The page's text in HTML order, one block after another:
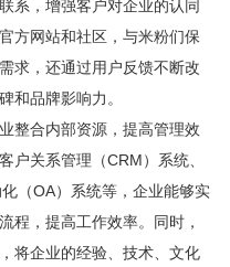
系，增强客户对企业的认同
方网站和社区，与米粉们保
求，还通过用户反馈不断改
和品牌影响力。
整合内部资源，提高管理效
户关系管理（CRM）系统、
（OA）系统等，企业能够实
程，提高工作效率。同时，
将企业的经验、技术、文化